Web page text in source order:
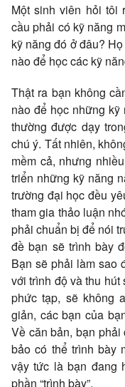
Một sinh viên hỏi tôi
cầu phải có kỹ năng
kỹ năng đó ở đâu?
nào để học các kỹ
Thật ra bạn không
nào để học những
thường được dạy
chú ý. Tất nhiên,
mềm cả, nhưng
triển những kỹ năng
trường đại học đều
tham gia thảo luận
phải chuẩn bị để nói
đề bạn sẽ trình bày
Bạn sẽ phải làm sao
với trình độ và thu
phức tạp, sẽ không
giản, các bạn của
Về căn bản, bạn
bảo có thể trình bày
vậy tức là bạn đang
phần “trình bày”.